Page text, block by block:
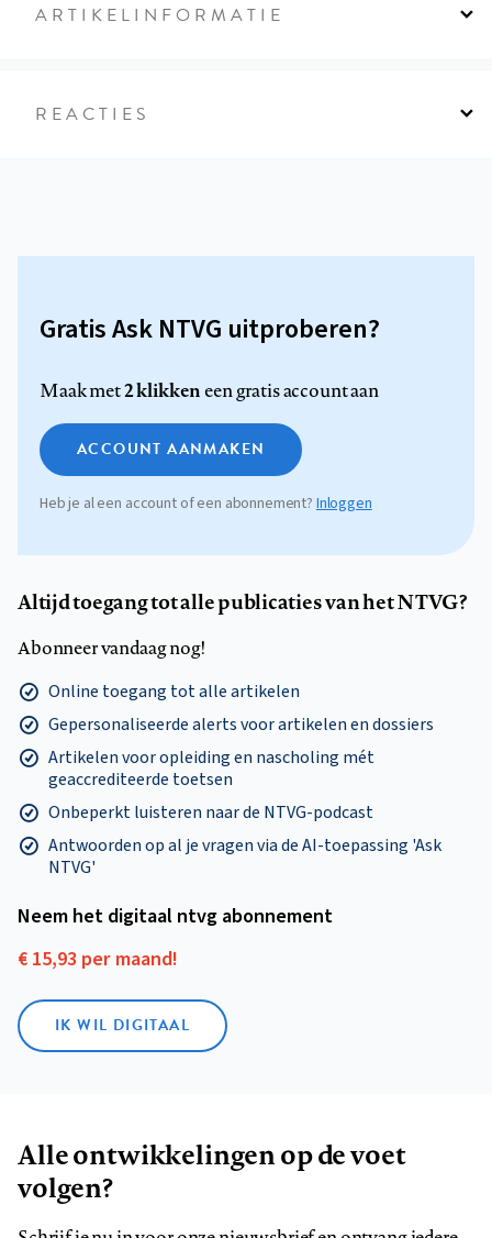
ARTIKELINFORMATIE
REACTIES
Gratis Ask NTVG uitproberen?
Maak met2 klikkeneen gratis account aan
ACCOUNT AANMAKEN
Heb je al een account of een abonnement?Inloggen
Altijd toegang tot alle publicaties van het NTVG?
Abonneer vandaag nog!
Online toegang tot alle artikelen
Gepersonaliseerde alerts voor artikelen en dossiers
Artikelen voor opleiding en nascholing mét
geaccrediteerde toetsen
Onbeperkt luisteren naar de NTVG-podcast
Antwoorden op al je vragen via de AI-toepassing 'Ask
NTVG'
Neem het digitaal ntvg abonnement
€ 15,93 per maand!
IK WIL DIGITAAL
Alle ontwikkelingen op de voet
volgen?